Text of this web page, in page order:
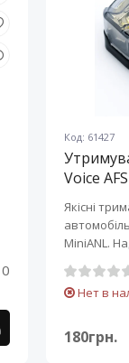
0
Код: 61427
Voice
Якісні
MiniANL.
Нет в
180грн.